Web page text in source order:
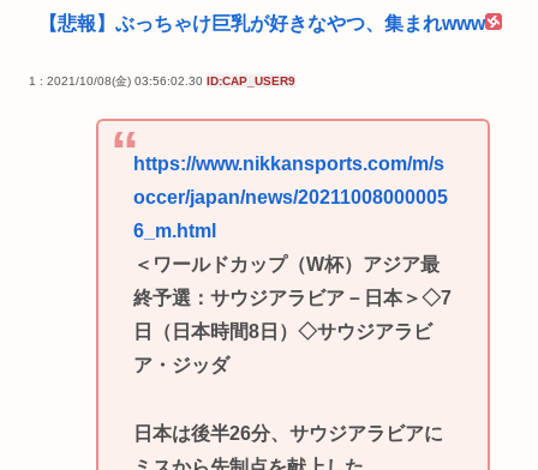
【悲報】ぶっちゃけ巨乳が好きなやつ、集まれwww
1 : 2021/10/08(金) 03:56:02.30 ID:CAP_USER9
https://www.nikkansports.com/m/s
occer/japan/news/20211008000005
6_m.html
＜ワールドカップ（W杯）アジア最
終予選：サウジアラビア－日本＞◇7
日（日本時間8日）◇サウジアラビ
ア・ジッダ
日本は後半26分、サウジアラビアに